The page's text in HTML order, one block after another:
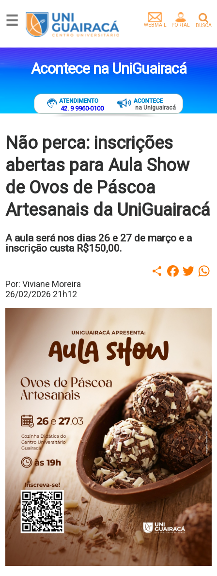
Graduação
Graduação
Extensão
Egressos
Extensão
Vídeos
Artigos
Instituição
Empresa
Tenha
um
Portal
de
Periódicos
Portal
da
Biblioteca
Guairacard
Empregabilidade
Destaque
Contato
☰ BUSCA
PORTAL
WEBMAIL
Acontece na UniGuairacá
42. 9 9960-0100 na Uniguairacá
Não perca: inscrições
abertas para Aula Show
de Ovos de Páscoa
Artesanais da UniGuairacá
A aula será nos dias 26 e 27 de março e a
inscrição custa R$150,00.
Compartilhar
Por: Viviane Moreira
26/02/2026 21h12